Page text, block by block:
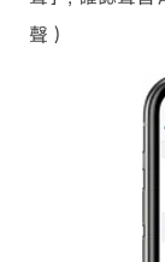
聲 )